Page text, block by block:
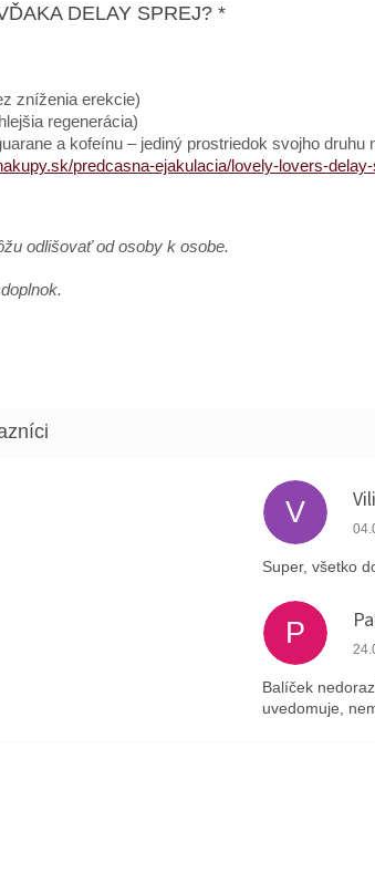
DELAY SPREJ? *
zníženia erekcie)
regenerácia)
a kofeínu – jediný prostriedok svojho
predcasna-ejakulacia/lovely-lovers-
odlišovať od osoby k osobe.
je 5 z 5 hviezdičiek. V
Super, všetko
je 4 z 5 hviezdičiek. P
Balíček
uvedomuje,